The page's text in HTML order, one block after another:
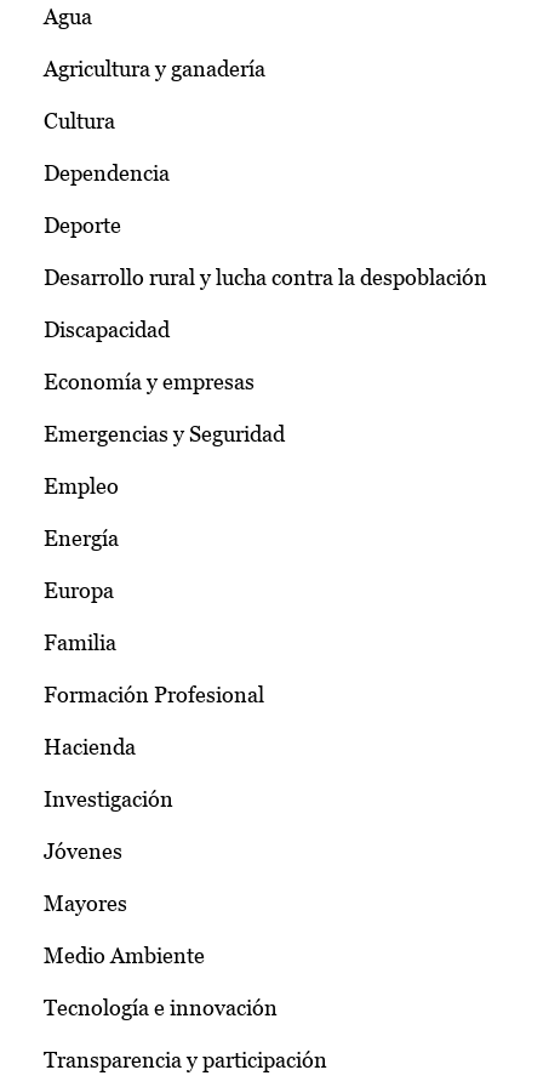
Agua
Agricultura y ganadería
Cultura
Dependencia
Deporte
Desarrollo rural y lucha contra la despoblación
Discapacidad
Economía y empresas
Emergencias y Seguridad
Empleo
Energía
Europa
Familia
Formación Profesional
Hacienda
Investigación
Jóvenes
Mayores
Medio Ambiente
Tecnología e innovación
Transparencia y participación